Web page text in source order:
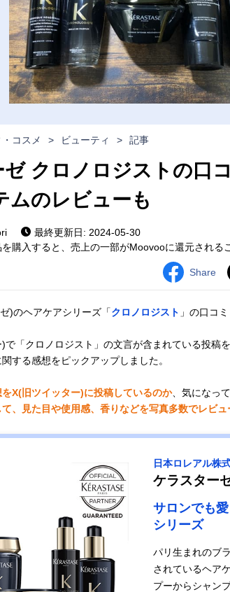
コスメ > ビューティ > 記事
クロノロジストの口
ムのレビューも
最終更新日: 2024-05-30
購入すると、売上の一部がMoovooに還元される
Share
)のヘアケアシリーズ「クロノロジスト 」の口コ
で「クロノロジスト」の文言が含まれている投稿
する感想をピックアップしました。
X(旧ツイッター)に投稿しているのか、気になっ
、見た目や使用感、香りなどを写真多数でレビュ
日本ロレアル株
ケラスター
サロンでも
シリーズ
パリ生まれのブ
されているヘア
プーからシャン